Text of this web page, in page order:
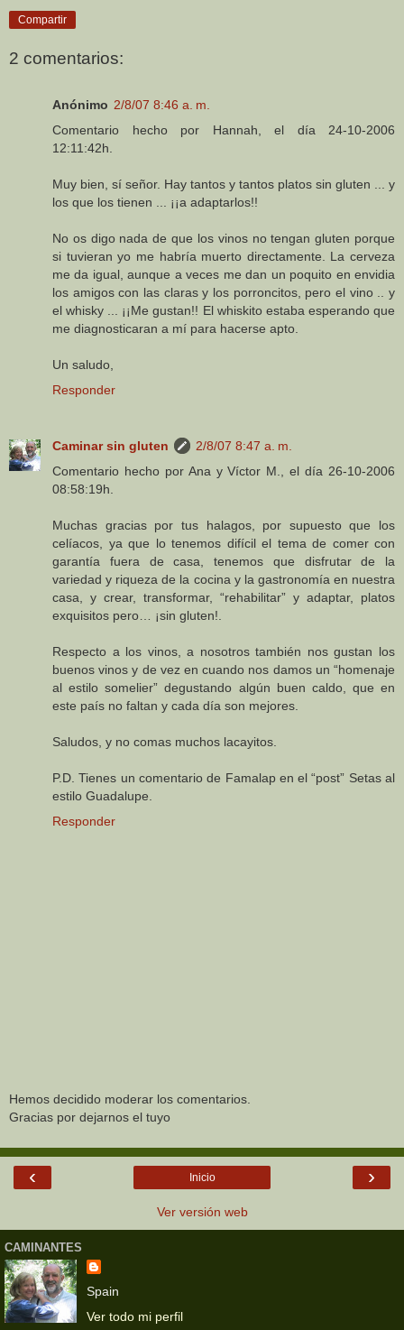
Compartir
2 comentarios:
Anónimo 2/8/07 8:46 a. m.
Comentario hecho por Hannah, el día 24-10-2006
12:11:42h.
Muy bien, sí señor. Hay tantos y tantos platos sin gluten ... y
los que los tienen ... ¡¡a adaptarlos!!
No os digo nada de que los vinos no tengan gluten porque
si tuvieran yo me habría muerto directamente. La cerveza
me da igual, aunque a veces me dan un poquito en envidia
los amigos con las claras y los porroncitos, pero el vino .. y
el whisky ... ¡¡Me gustan!! El whiskito estaba esperando que
me diagnosticaran a mí para hacerse apto.
Un saludo,
Responder
Caminar sin gluten
2/8/07 8:47 a. m.
Comentario hecho por Ana y Víctor M., el día 26-10-2006
08:58:19h.
Muchas gracias por tus halagos, por supuesto que los
celíacos, ya que lo tenemos difícil el tema de comer con
garantía fuera de casa, tenemos que disfrutar de la
variedad y riqueza de la cocina y la gastronomía en nuestra
casa, y crear, transformar, “rehabilitar” y adaptar, platos
exquisitos pero… ¡sin gluten!.
Respecto a los vinos, a nosotros también nos gustan los
buenos vinos y de vez en cuando nos damos un “homenaje
al estilo somelier” degustando algún buen caldo, que en
este país no faltan y cada día son mejores.
Saludos, y no comas muchos lacayitos.
P.D. Tienes un comentario de Famalap en el “post” Setas al
estilo Guadalupe.
Responder
Hemos decidido moderar los comentarios.
Gracias por dejarnos el tuyo
‹ ›
Inicio
Ver versión web
CAMINANTES
Spain
Ver todo mi perfil